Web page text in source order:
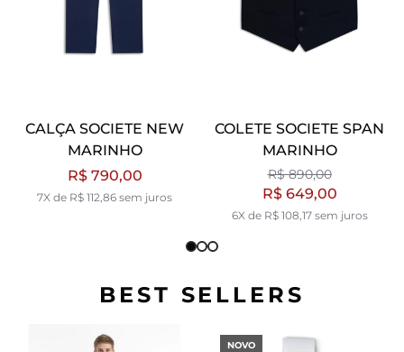
CALÇA SOCIETE NEW
MARINHO
R$ 790,00
7X de R$ 112,86 sem juros
COLETE SOCIETE SPAN
MARINHO
R$ 890,00
R$ 649,00
6X de R$ 108,17 sem juros
BEST SELLERS
NOVO